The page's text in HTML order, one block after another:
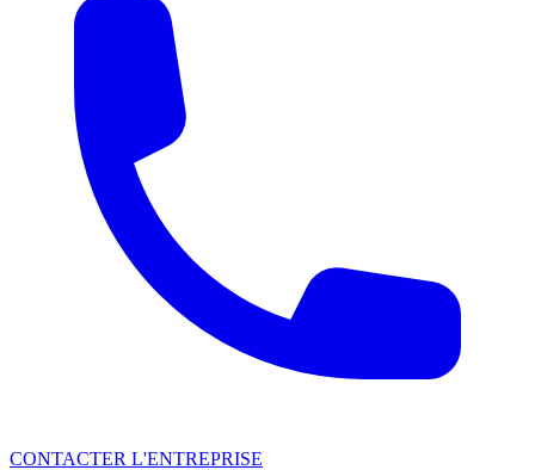
CONTACTER L'ENTREPRISE